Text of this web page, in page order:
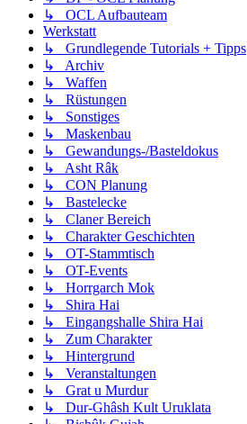
↳ OCL Aufbauteam
Werkstatt
↳ Grundlegende Tutorials + Tipps
↳ Archiv
↳ Waffen
↳ Rüstungen
↳ Sonstiges
↳ Maskenbau
↳ Gewandungs-/Basteldokus
↳ Asht Râk
↳ CON Planung
↳ Bastelecke
↳ Claner Bereich
↳ Charakter Geschichten
↳ OT-Stammtisch
↳ OT-Events
↳ Horrgarch Mok
↳ Shira Hai
↳ Eingangshalle Shira Hai
↳ Zum Charakter
↳ Hintergrund
↳ Veranstaltungen
↳ Grat u Murdur
↳ Dur-Ghâsh Kult Uruklata